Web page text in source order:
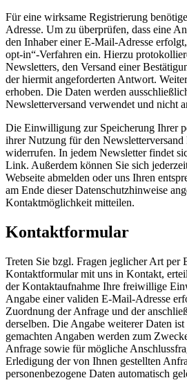
Für eine wirksame Registrierung
Adresse. Um zu überprüfen, dass eine
den Inhaber einer E-Mail-Adresse
opt-in“-Verfahren ein. Hierzu
Newsletters, den Versand einer
der hiermit angeforderten Antwort.
erhoben. Die Daten werden
Newsletterversand verwendet und nicht
Die Einwilligung zur Speicherung Ihrer
ihrer Nutzung für den Newsletterversand
widerrufen. In jedem Newsletter findet
Link. Außerdem können Sie sich
Webseite abmelden oder uns Ihren
am Ende dieser Datenschutzhinweise
Kontaktmöglichkeit mitteilen.
Kontaktformular
Treten Sie bzgl. Fragen jeglicher Art per
Kontaktformular mit uns in Kontakt,
der Kontaktaufnahme Ihre freiwillige
Angabe einer validen E-Mail-Adresse
Zuordnung der Anfrage und der
derselben. Die Angabe weiterer Daten
gemachten Angaben werden zum
Anfrage sowie für mögliche
Erledigung der von Ihnen gestellten
personenbezogene Daten automatisch